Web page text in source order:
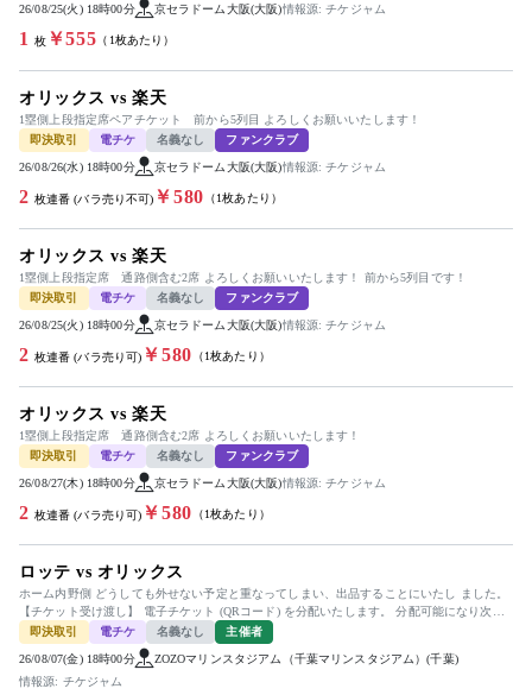
26/08/25(火) 18時00分 京セラドーム大阪(大阪)情報源: チケジャム
1 枚￥555 （1枚あたり）
オリックス vs 楽天
1塁側上段指定席ペアチケット 前から5列目 よろしくお願いいたします！
即決取引
電チケ 名義なし ファンクラブ
26/08/26(水) 18時00分 京セラドーム大阪(大阪)情報源: チケジャム
2 枚連番 (バラ売り不可) ￥580 （1枚あたり）
オリックス vs 楽天
1塁側上段指定席 通路側含む2席 よろしくお願いいたします！ 前から5列目です！
即決取引
電チケ 名義なし ファンクラブ
26/08/25(火) 18時00分 京セラドーム大阪(大阪)情報源: チケジャム
2 枚連番 (バラ売り可) ￥580 （1枚あたり）
オリックス vs 楽天
1塁側上段指定席 通路側含む2席 よろしくお願いいたします！
即決取引
電チケ 名義なし ファンクラブ
26/08/27(木) 18時00分 京セラドーム大阪(大阪)情報源: チケジャム
2 枚連番 (バラ売り可) ￥580 （1枚あたり）
ロッテ vs オリックス
ホーム内野側 どうしても外せない予定と重なってしまい、出品することにいたし ました。
【チケット受け渡し】 電子チケット (QRコード) を分配いたします。 分配可能になり次
第、取引連絡に...
即決取引 電チケ 名義なし 主催者
26/08/07(金) 18時00分
ZOZOマリンスタジアム（千葉マリンスタジアム）(千葉)
情報源: チケジャム